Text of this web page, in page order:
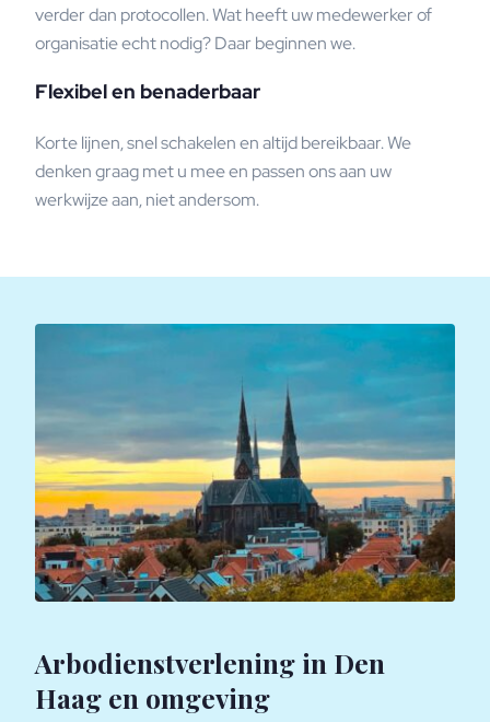
verder dan protocollen. Wat heeft uw medewerker of
organisatie echt nodig? Daar beginnen we.
Flexibel en benaderbaar
Korte lijnen, snel schakelen en altijd bereikbaar. We
denken graag met u mee en passen ons aan uw
werkwijze aan, niet andersom.
Arbodienstverlening in Den
Haag en omgeving